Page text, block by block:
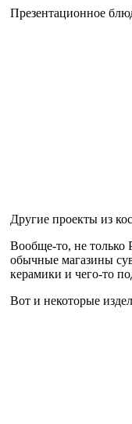
Презентационное
Другие проекты из
Вообще-то, не только
обычные магазины
керамики и чего-то
Вот и некоторые